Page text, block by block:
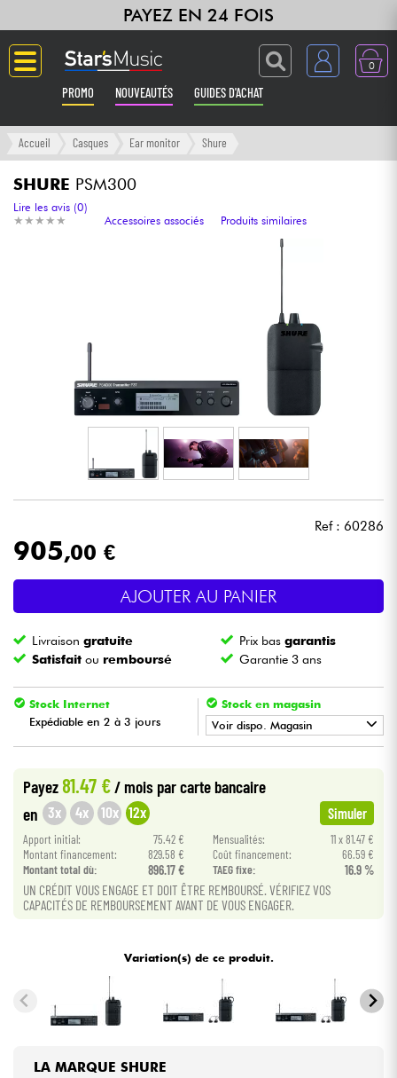
PAYEZ EN 24 FOIS
0
PROMO NOUVEAUTÉS GUIDES D'ACHAT
Langue
Guitares & Basses
Amplis & Effets
Casques
Micros & HF
Sono
Batteries & Percu
Violons & Quatuor
Eveil Musical
Câbles & Access.
HiFi
Accueil Casques Ear monitor Shure
SHURE PSM300
★ ★ ★ ★ ★
★ ★ ★ ★ ★
Lire les avis (0)
Accessoires associés
Produits similaires
Ref : 60286
905,00 €
AJOUTER AU PANIER
Livraisongratuite Prix basgarantis
Satisfait ou remboursé Garantie 3 ans
Stock Internet
Expédiable en 2 à 3 jours
Stock en magasin
Voir dispo. Magasin
Payez 81.47 € / mois par carte bancaire
en 3x 4x 10x 12x Simuler
Apport initial: 75.42 € Mensualités:
11 x 81.47 €
Montant financement:
829.58 € Coût financement:
66.59 €
Montant total dù:
896.17 € TAEG fixe: 16.9 %
UN CRÉDIT VOUS ENGAGE ET DOIT ÊTRE REMBOURSÉ. VÉRIFIEZ VOS
CAPACITÉS DE REMBOURSEMENT AVANT DE VOUS ENGAGER.
Variation(s) de ce produit.
LA MARQUE SHURE